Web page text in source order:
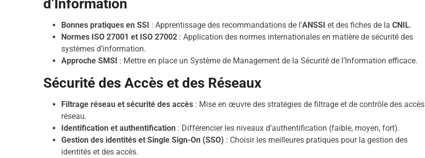
d’Information
Bonnes pratiques en SSI : Apprentissage des recommandations de l’ANSSI et des fiches de laCNIL.
Normes ISO 27001 et ISO 27002 : Application des normes internationales en matière de sécurité des
systèmes d’information.
Approche SMSI : Mettre en place un Système de Management de la Sécurité de l’Information efficace.
Sécurité des Accès et des Réseaux
Filtrage réseau et sécurité des accès : Mise en œuvre des stratégies de filtrage et de contrôle des accès
réseau.
Identification et authentification : Différencier les niveaux d’authentification (faible, moyen, fort).
Gestion des identités et Single Sign-On (SSO) : Choisir les meilleures pratiques pour la gestion des
identités et des accès.